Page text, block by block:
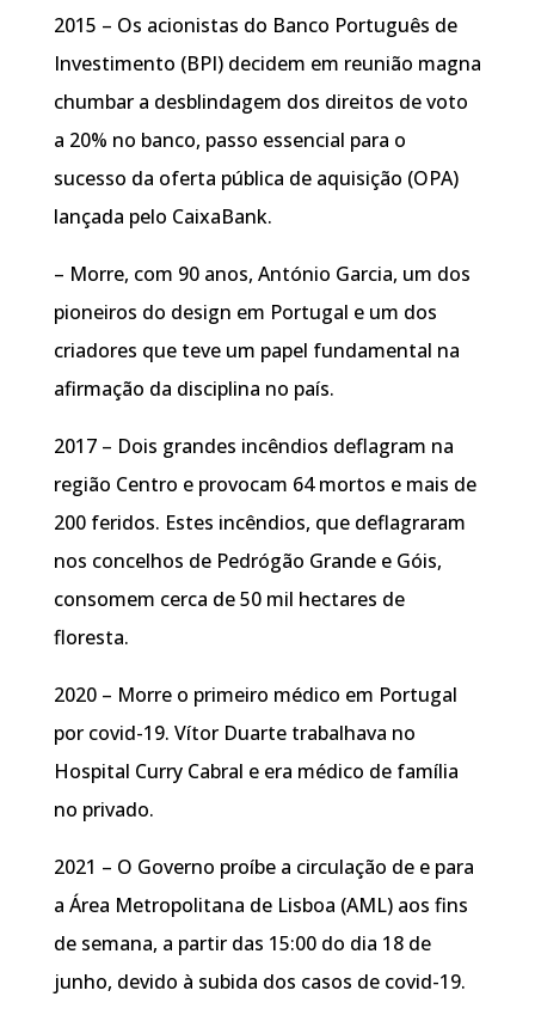
2015 – Os acionistas do Banco Português de
Investimento (BPI) decidem em reunião magna
chumbar a desblindagem dos direitos de voto
a 20% no banco, passo essencial para o
sucesso da oferta pública de aquisição (OPA)
lançada pelo CaixaBank.
– Morre, com 90 anos, António Garcia, um dos
pioneiros do design em Portugal e um dos
criadores que teve um papel fundamental na
afirmação da disciplina no país.
2017 – Dois grandes incêndios deflagram na
região Centro e provocam 64 mortos e mais de
200 feridos. Estes incêndios, que deflagraram
nos concelhos de Pedrógão Grande e Góis,
consomem cerca de 50 mil hectares de
floresta.
2020 – Morre o primeiro médico em Portugal
por covid-19. Vítor Duarte trabalhava no
Hospital Curry Cabral e era médico de família
no privado.
2021 – O Governo proíbe a circulação de e para
a Área Metropolitana de Lisboa (AML) aos fins
de semana, a partir das 15:00 do dia 18 de
junho, devido à subida dos casos de covid-19.